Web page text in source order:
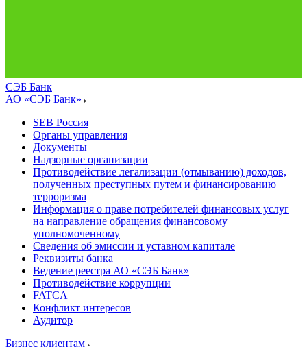
СЭБ Банк
АО «СЭБ Банк»
SEB Россия
Органы управления
Документы
Надзорные организации
Противодействие легализации (отмыванию) доходов,
полученных преступных путем и финансированию
терроризма
Информация о праве потребителей финансовых услуг
на направление обращения финансовому
уполномоченному
Сведения об эмиссии и уставном капитале
Реквизиты банка
Ведение реестра АО «СЭБ Банк»
Противодействие коррупции
FATCA
Конфликт интересов
Аудитор
Бизнес клиентам